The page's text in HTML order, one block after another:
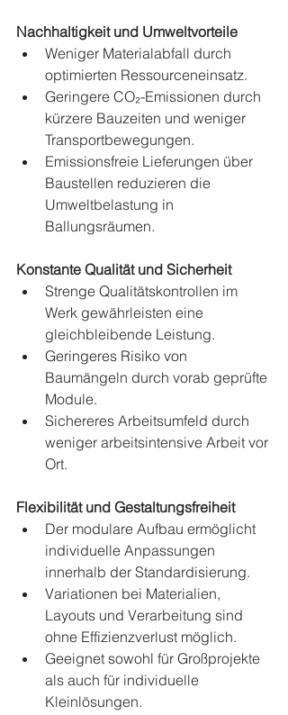
Nachhaltigkeit und Umweltvorteile
Weniger Materialabfall durch
optimierten Ressourceneinsatz.
Geringere CO₂-Emissionen durch
kürzere Bauzeiten und weniger
Transportbewegungen.
Emissionsfreie Lieferungen über
Baustellen reduzieren die
Umweltbelastung in
Ballungsräumen.
Konstante Qualität und Sicherheit
Strenge Qualitätskontrollen im
Werk gewährleisten eine
gleichbleibende Leistung.
Geringeres Risiko von
Baumängeln durch vorab geprüfte
Module.
Sichereres Arbeitsumfeld durch
weniger arbeitsintensive Arbeit vor
Ort.
Flexibilität und Gestaltungsfreiheit
Der modulare Aufbau ermöglicht
individuelle Anpassungen
innerhalb der Standardisierung.
Variationen bei Materialien,
Layouts und Verarbeitung sind
ohne Effizienzverlust möglich.
Geeignet sowohl für Großprojekte
als auch für individuelle
Kleinlösungen.